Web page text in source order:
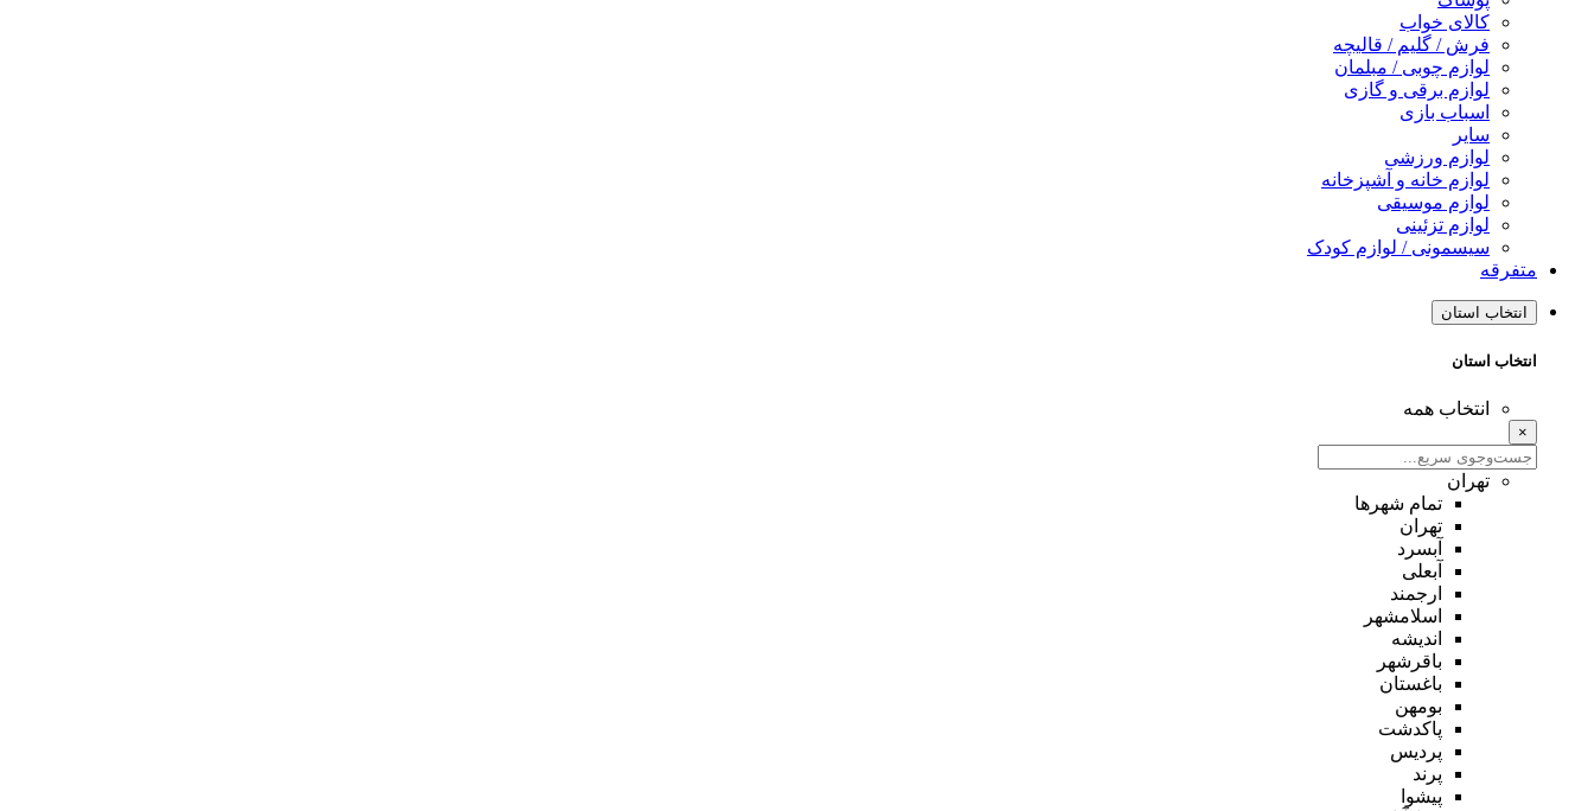
کالای خواب
فرش / گلیم / قالیچه
لوازم چوبی / مبلمان
لوازم برقی و گازی
اسباب بازی
سایر
لوازم ورزشی
لوازم خانه و آشپزخانه
لوازم موسیقی
لوازم تزئینی
سیسمونی / لوازم کودک
متفرقه
انتخاب استان
انتخاب استان
انتخاب همه
×
تهران
تمام شهر‌ها
تهران
آبسرد
آبعلی
ارجمند
اسلامشهر
اندیشه
باقرشهر
باغستان
بومهن
پاکدشت
پردیس
پرند
پیشوا